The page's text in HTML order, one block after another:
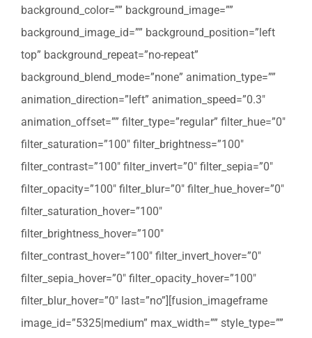
background_color=”” background_image=””
background_image_id=”” background_position=”left
top” background_repeat=”no-repeat”
background_blend_mode=”none” animation_type=””
animation_direction=”left” animation_speed=”0.3″
animation_offset=”” filter_type=”regular” filter_hue=”0″
filter_saturation=”100″ filter_brightness=”100″
filter_contrast=”100″ filter_invert=”0″ filter_sepia=”0″
filter_opacity=”100″ filter_blur=”0″ filter_hue_hover=”0″
filter_saturation_hover=”100″
filter_brightness_hover=”100″
filter_contrast_hover=”100″ filter_invert_hover=”0″
filter_sepia_hover=”0″ filter_opacity_hover=”100″
filter_blur_hover=”0″ last=”no”][fusion_imageframe
image_id=”5325|medium” max_width=”” style_type=””